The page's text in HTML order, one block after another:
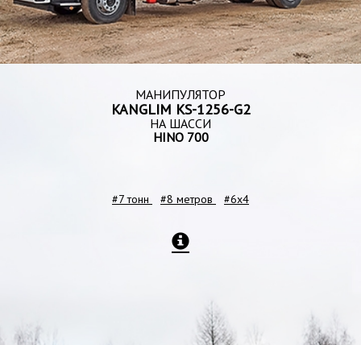
МАНИПУЛЯТОР
KANGLIM KS-1256-G2
НА ШАССИ
HINO 700
#7 тонн #8 метров #6x4